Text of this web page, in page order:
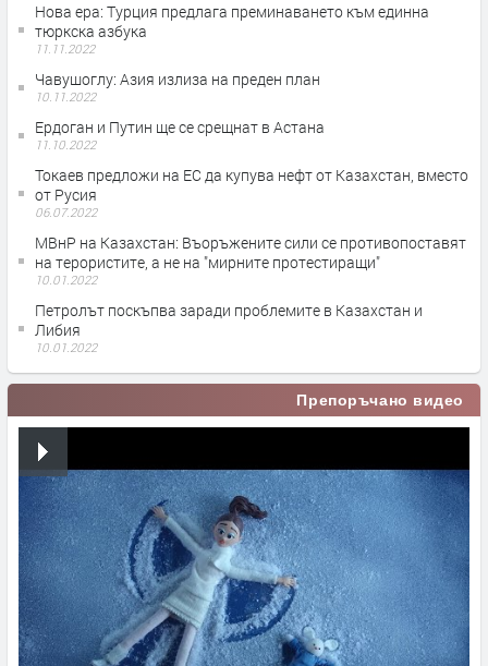
Нова ера: Турция предлага преминаването към единна
тюркска азбука
11.11.2022
Чавушоглу: Азия излиза на преден план
10.11.2022
Ердоган и Путин ще се срещнат в Астана
11.10.2022
Токаев предложи на ЕС да купува нефт от Казахстан, вместо
от Русия
06.07.2022
МВнР на Казахстан: Въоръжените сили се противопоставят
на терористите, а не на "мирните протестиращи"
10.01.2022
Петролът поскъпва заради проблемите в Казахстан и
Либия
10.01.2022
Препоръчано видео